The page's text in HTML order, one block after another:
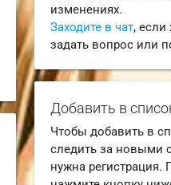
изменениях.
Заходите в чат, если
задать вопрос или
Добавить в
Чтобы добавить в
следить за новыми
нужна регистрация.